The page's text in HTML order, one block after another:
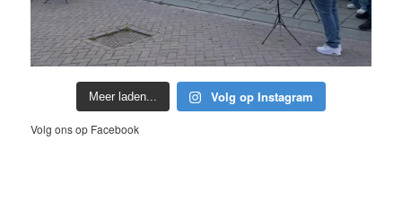
Meer laden... Volg op Instagram
Volg ons op Facebook